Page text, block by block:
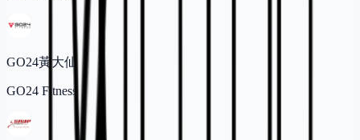
GO24黃大仙
GO24 Fitness